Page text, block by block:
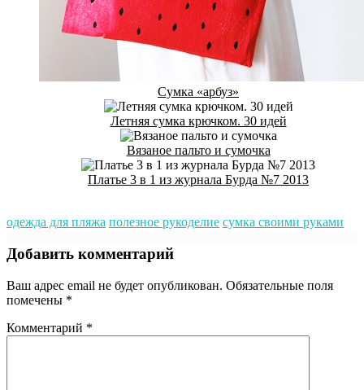
Сумка «арбуз»
Летняя сумка крючком. 30 идей
Вязаное пальто и сумочка
Платье 3 в 1 из журнала Бурда №7 2013
одежда для пляжа полезное рукоделие сумка своими руками
Добавить комментарий
Ваш адрес email не будет опубликован. Обязательные поля
помечены *
Комментарий *